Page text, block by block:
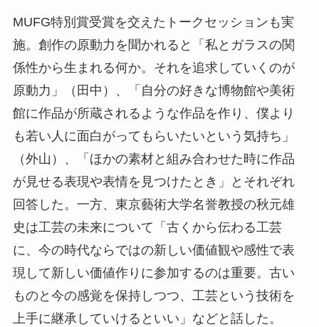
MUFG特別賞受賞を交えたトークセッションも実
施。創作の原動力を聞かれると「私とガラスの関
係性から生まれる何か。それを追求していくのが
原動力」（田中）、「自分の好きな博物館や美術
館に作品が所蔵されるような作品を作り、僕より
も若い人に面白がってもらいたいという気持ち」
（外山）、「ほかの素材と組み合わせた時に作品
が見せる表現や表情を見つけたとき」とそれぞれ
回答した。一方、東京藝術大学名誉教授の秋元雄
史は工芸の未来について「古くから伝わる工芸
に、今の時代ならではの新しい価値観や感性で表
現して新しい価値作りに参加するのは重要。古い
ものと今の感覚を保持しつつ、工芸という技術を
上手に継承していけるといい」などと話した。